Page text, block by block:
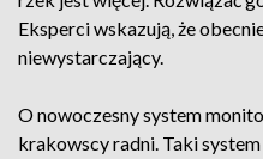
Eksperci wskazują, że
niewystarczający.
O nowoczesny system
krakowscy radni. Taki